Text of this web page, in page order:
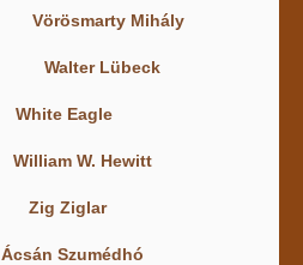
Vörösmarty Mihály
Walter Lübeck
White Eagle
William W. Hewitt
Zig Ziglar
Ácsán Szumédhó